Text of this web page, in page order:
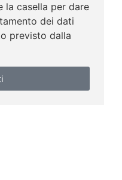
la casella per dare
dei dati
previsto dalla